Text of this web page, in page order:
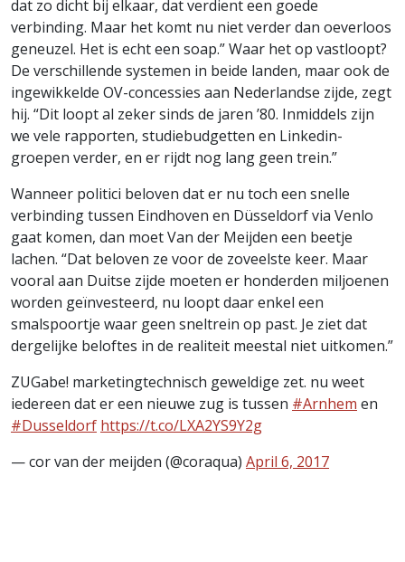
dat zo dicht bij elkaar, dat verdient een goede
verbinding. Maar het komt nu niet verder dan oeverloos
geneuzel. Het is echt een soap.” Waar het op vastloopt?
De verschillende systemen in beide landen, maar ook de
ingewikkelde OV-concessies aan Nederlandse zijde, zegt
hij. “Dit loopt al zeker sinds de jaren ’80. Inmiddels zijn
we vele rapporten, studiebudgetten en Linkedin-
groepen verder, en er rijdt nog lang geen trein.”
Wanneer politici beloven dat er nu toch een snelle
verbinding tussen Eindhoven en Düsseldorf via Venlo
gaat komen, dan moet Van der Meijden een beetje
lachen. “Dat beloven ze voor de zoveelste keer. Maar
vooral aan Duitse zijde moeten er honderden miljoenen
worden geïnvesteerd, nu loopt daar enkel een
smalspoortje waar geen sneltrein op past. Je ziet dat
dergelijke beloftes in de realiteit meestal niet uitkomen.”
ZUGabe! marketingtechnisch geweldige zet. nu weet
iedereen dat er een nieuwe zug is tussen #Arnhem en
#Dusseldorf https://t.co/LXA2YS9Y2g
— cor van der meijden (@coraqua) April 6, 2017